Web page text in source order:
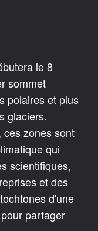
le 8
sommet
polaires et plus
glaciers.
ces zones sont
qui
scientifiques,
et des
d'une
partager